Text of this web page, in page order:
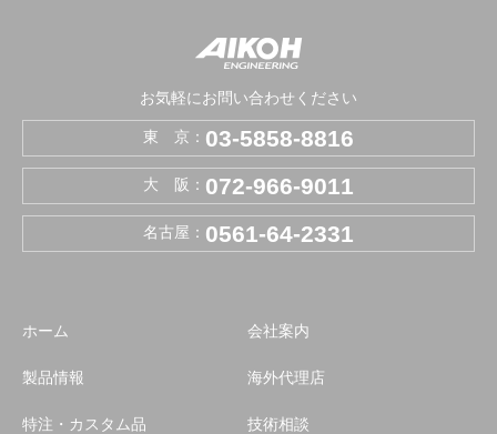
お気軽にお問い合わせください
東 京： 03-5858-8816
大 阪： 072-966-9011
名古屋： 0561-64-2331
ホーム
製品情報
特注・カスタム品
会社案内
海外代理店
技術相談